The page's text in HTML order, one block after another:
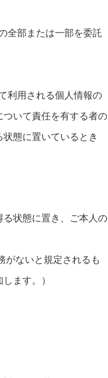
全部または一部を委託
利用される個人情報の
いて責任を有する者の
態に置いているとき
状態に置き、ご本人の
がないと規定されるも
ます。）